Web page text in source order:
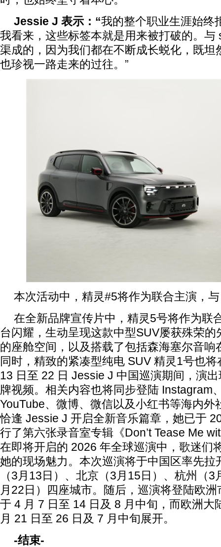
Jessie J 表示： “我的整个职业生涯始终
我看来，这些标签本就是用来被打破的。与
渠成的，因为我们都在不断成长蜕化，既坦
也珍视一路走来的过往。”
本次活动中，精灵#5将作为联合主演，
在全新品牌宣传片中，精灵5号将作为联
台闪耀，生动呈现这款中型SUV屡获殊荣
的座舱空间，以及搭载了包括森海塞尔音响
同时，精致的紧凑型纯电 SUV 精灵1号也
13 日至 22 日 Jessie J 中国巡演期间，演
牌视频。相关内容也将同步登陆 Instagram
YouTube、微博、微信以及小红书等海内外
恰逢 Jessie J 开启全新音乐篇章，她已于
行了第六张录音室专辑《Don’t Tease Me
在即将开启的 2026 年全球巡演中，歌迷们
她的现场魅力。本次巡演将于中国区率先拉
（3月13日）、北京（3月15日）、杭州（
月22日）四座城市。随后，巡演将登陆欧
于 4 月 7 日至 14 日及 8 月中旬，而欧洲大
月 21 日至 26 日及 7 月中旬展开。
-结束-